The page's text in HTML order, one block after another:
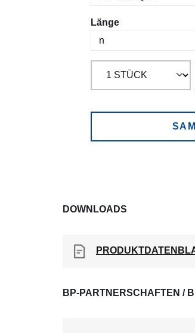
Längeauswählen
DOWNLOADS
BP-PARTNERSCHAFTEN /